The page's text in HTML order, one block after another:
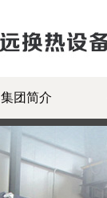
集团简介